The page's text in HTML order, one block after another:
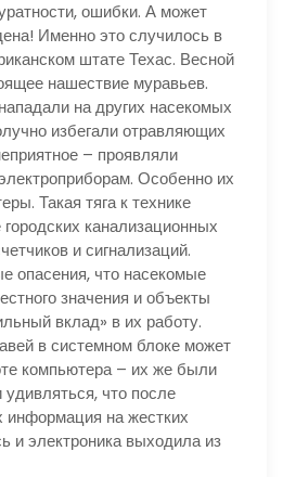
ошибки. А может
Именно это случилось в
штате Техас. Весной
нашествие муравьев.
на других насекомых
избегали отравляющих
– проявляли
Особенно их
Такая тяга к технике
канализационных
и сигнализаций.
опасения, что насекомые
значения и объекты
вклад» в их работу.
в системном блоке может
компьютера – их же были
что после
информация на жестких
и электроника выходила из